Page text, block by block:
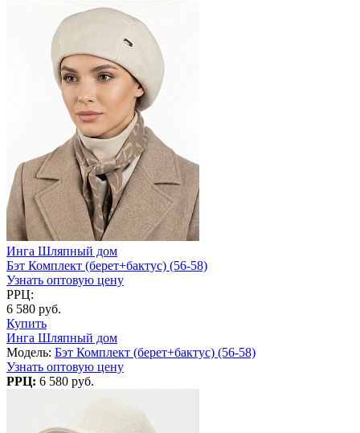
Инга Шляпный дом
Бэт Комплект (берет+бактус) (56-58)
Узнать оптовую цену
РРЦ:
6 580 руб.
Купить
Инга Шляпный дом
Модель: Бэт Комплект (берет+бактус) (56-58)
Узнать оптовую цену
РРЦ: 6 580 руб.